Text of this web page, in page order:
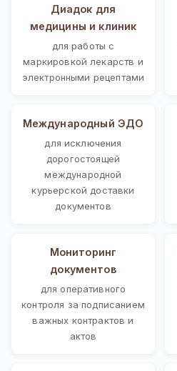
Диадок для
медицины и клиник
для работы с
маркировкой лекарств и
электронными рецептами
Международный ЭДО
для исключения
дорогостоящей
международной
курьерской доставки
документов
Мониторинг
документов
для оперативного
контроля за подписанием
важных контрактов и
актов